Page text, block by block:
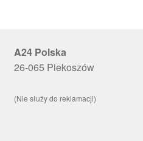
A24 Polska
26-065 Piekoszów
(Nie służy do reklamacji)